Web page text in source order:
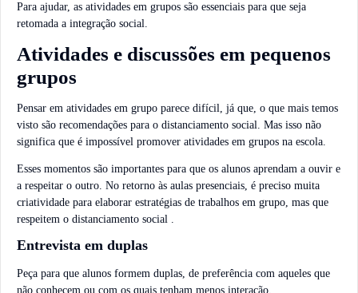
Para ajudar, as atividades em grupos são essenciais para que seja
retomada a integração social.
Atividades e discussões em pequenos
grupos
Pensar em atividades em grupo parece difícil, já que, o que mais temos
visto são recomendações para o distanciamento social. Mas isso não
significa que é impossível promover atividades em grupos na escola.
Esses momentos são importantes para que os alunos aprendam a ouvir e
a respeitar o outro. No retorno às aulas presenciais, é preciso muita
criatividade para elaborar estratégias de trabalhos em grupo, mas que
respeitem o distanciamento social .
Entrevista em duplas
Peça para que alunos formem duplas, de preferência com aqueles que
não conhecem ou com os quais tenham menos interação.